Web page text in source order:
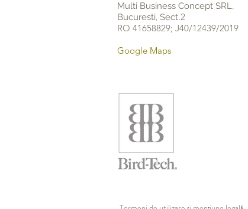
Multi Business Concept SRL,
Bucuresti, Sect.2
RO 41658829; J40/12439/2019
Google Maps